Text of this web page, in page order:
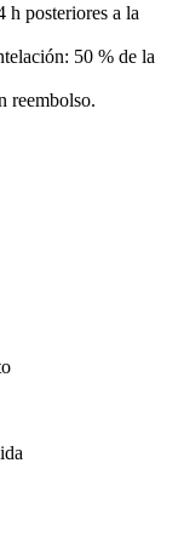
h posteriores a la
50 % de la
reembolso.